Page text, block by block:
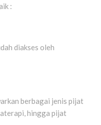
:
diakses oleh
berbagai jenis pijat
hingga pijat